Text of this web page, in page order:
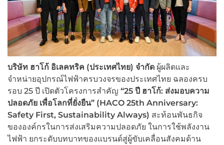
บริษัท ฮาโก้ อิเลคทริค (ประเทศไทย) จำกัด ผู้ผลิตและ
จำหน่ายอุปกรณ์ไฟฟ้าครบวงจรของประเทศไทย ฉลองครบ
รอบ 25 ปี เปิดตัวโครงการสำคัญ “25 ปี ฮาโก้: ส่งมอบความ
ปลอดภัย เพื่อโลกที่ยั่งยืน” (HACO 25th Anniversary:
Safety First, Sustainability Always) สะท้อนพันธกิจ
ขององค์กรในการส่งเสริมความปลอดภัย ในการใช้พลังงาน
ไฟฟ้า ยกระดับบทบาทของแบรนด์สู่ผู้ขับเคลื่อนสังคมด้าน